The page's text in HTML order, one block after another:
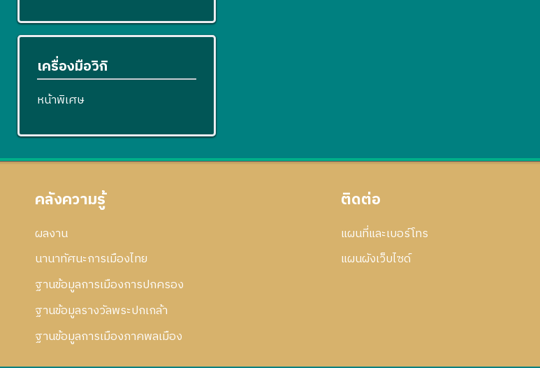
เครื่องมือวิกิ
หน้าพิเศษ
คลังความรู้
ผลงาน
นานาทัศนะการเมืองไทย
ฐานข้อมูลการเมืองการปกครอง
ฐานข้อมูลรางวัลพระปกเกล้า
ฐานข้อมูลการเมืองภาคพลเมือง
ติดต่อ
แผนที่และเบอร์โทร
แผนผังเว็บไซด์